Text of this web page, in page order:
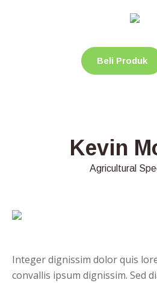
Beli Produk
Kevin
Agricultural
Integer dignissim dolor quis
convallis ipsum dignissim. Sed